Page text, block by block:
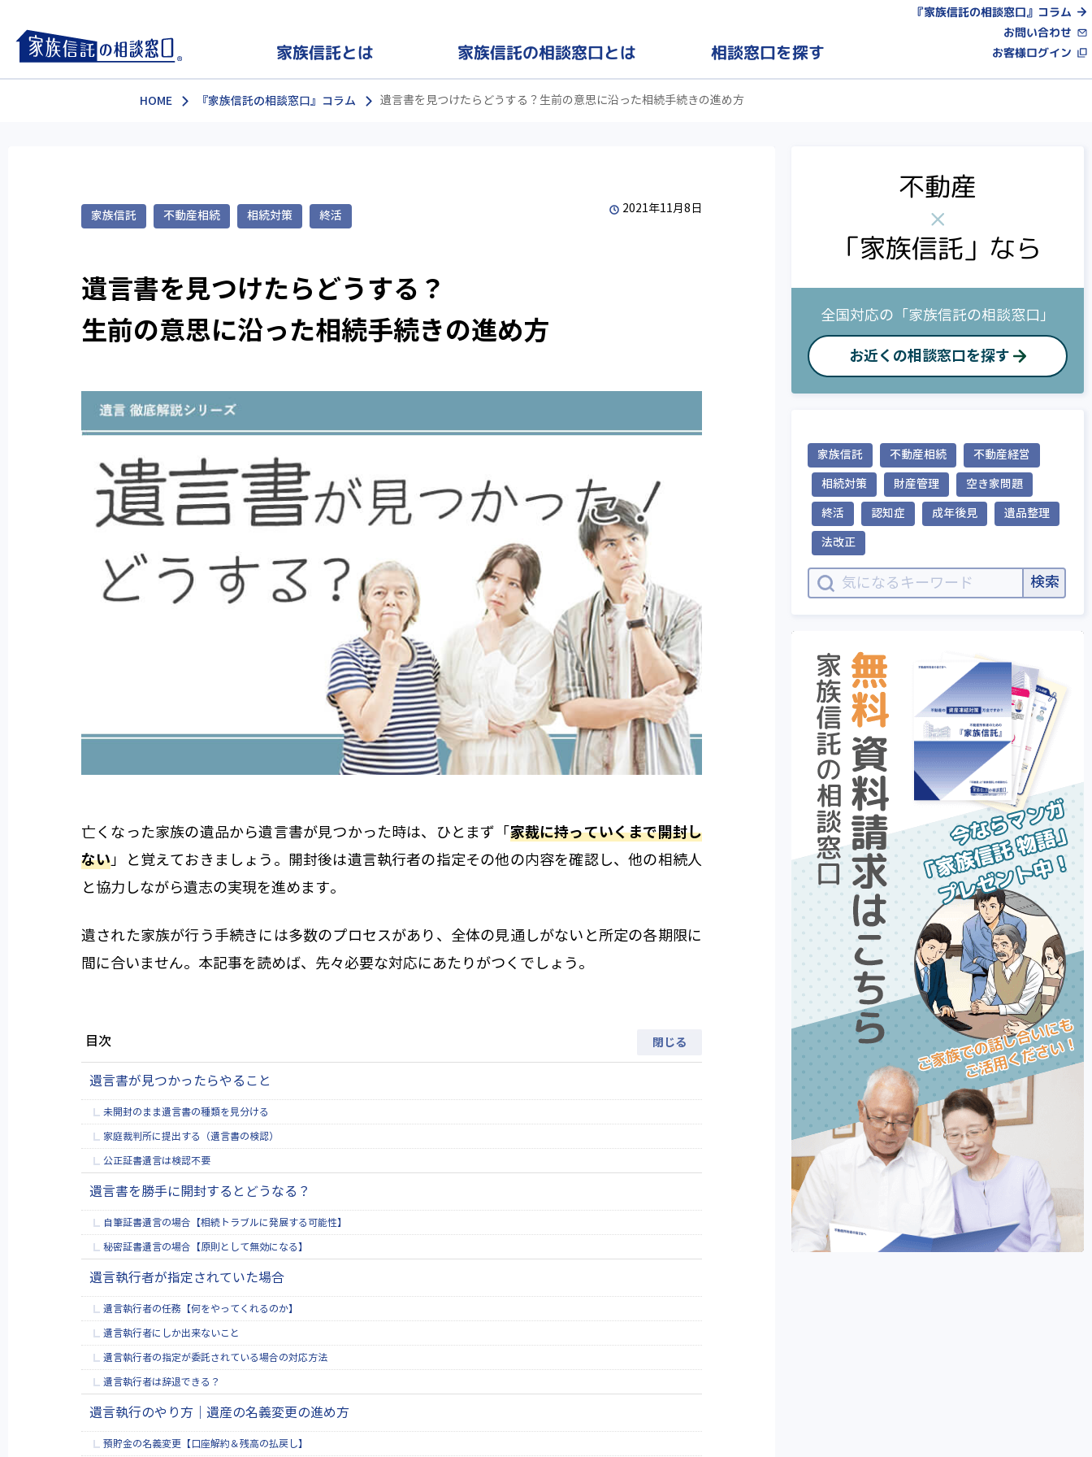
家族信託とは 家族信託の相談窓口とは 相談窓口を探す
『家族信託の相談窓口』コラム
お問い合わせ
お客様ログイン
HOME 『家族信託の相談窓口』コラム 遺言書を見つけたらどうする？生前の意思に沿った相続手続きの進め方
家族信託 不動産相続 相続対策 終活 2021年11月8日
遺言書を見つけたらどうする？
生前の意思に沿った相続手続きの進め方
亡くなった家族の遺品から遺言書が見つかった時は、ひとまず「家裁に持っていくまで開封し
ない」と覚えておきましょう。開封後は遺言執行者の指定その他の内容を確認し、他の相続人
と協力しながら遺志の実現を進めます。
遺された家族が行う手続きには多数のプロセスがあり、全体の見通しがないと所定の各期限に
間に合いません。本記事を読めば、先々必要な対応にあたりがつくでしょう。
目次
遺言書が見つかったらやること
未開封のまま遺言書の種類を見分ける
家庭裁判所に提出する（遺言書の検認）
公正証書遺言は検認不要
遺言書を勝手に開封するとどうなる？
自筆証書遺言の場合【相続トラブルに発展する可能性】
秘密証書遺言の場合【原則として無効になる】
遺言執行者が指定されていた場合
遺言執行者の任務【何をやってくれるのか】
遺言執行者にしか出来ないこと
遺言執行者の指定が委託されている場合の対応方法
遺言執行者は辞退できる？
遺言執行のやり方│遺産の名義変更の進め方
預貯金の名義変更【口座解約＆残高の払戻し】
不動産
×
「家族信託」なら
全国対応の「家族信託の相談窓口」
お近くの相談窓口を探す
家族信託 不動産相続
不動産経営
相続対策
財産管理
空き家問題
終活
認知症 成年後見
遺品整理
法改正